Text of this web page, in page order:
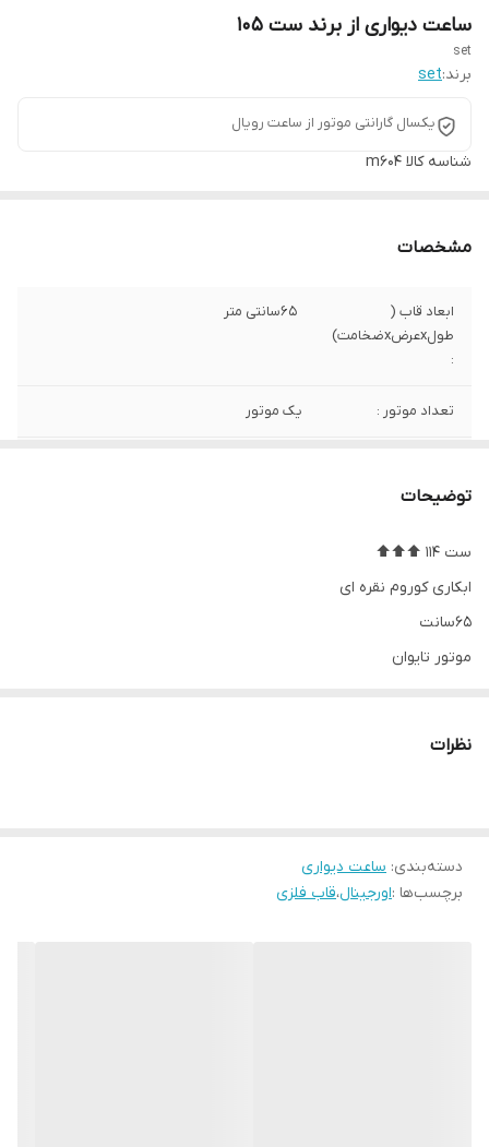
ساعت دیواری از برند ست 105
set
برند:set
یکسال گارانتی موتور از ساعت رویال
شناسه کالا m604
مشخصات
ابعاد قاب (
طولxعرضxضخامت)
:
65سانتی متر
تعداد موتور : یک موتور
جنس صفحه
شب نما
توضیحات
ست 114 ⬆️⬆️⬆️
ابکاری کوروم نقره ای
65سانت
موتور تایوان
نظرات
دسته‌بندی: ساعت دیواری
برچسب‌ها :اورجینال،قاب فلزی